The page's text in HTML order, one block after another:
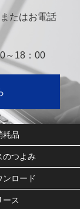
たはお電話
～18：00
耗品
のつよみ
ンロード
ース